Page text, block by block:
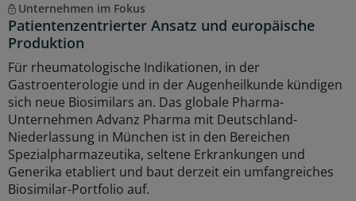
Unternehmen im Fokus
Patientenzentrierter Ansatz und europäische
Produktion
Für rheumatologische Indikationen, in der
Gastroenterologie und in der Augenheilkunde kündigen
sich neue Biosimilars an. Das globale Pharma-
Unternehmen Advanz Pharma mit Deutschland-
Niederlassung in München ist in den Bereichen
Spezialpharmazeutika, seltene Erkrankungen und
Generika etabliert und baut derzeit ein umfangreiches
Biosimilar-Portfolio auf.